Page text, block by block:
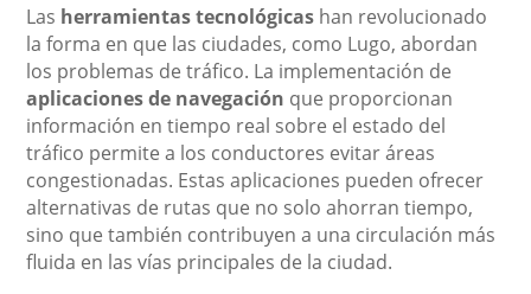
Las herramientas tecnológicas han revolucionado
la forma en que las ciudades, como Lugo, abordan
los problemas de tráfico. La implementación de
aplicaciones de navegación que proporcionan
información en tiempo real sobre el estado del
tráfico permite a los conductores evitar áreas
congestionadas. Estas aplicaciones pueden ofrecer
alternativas de rutas que no solo ahorran tiempo,
sino que también contribuyen a una circulación más
fluida en las vías principales de la ciudad.